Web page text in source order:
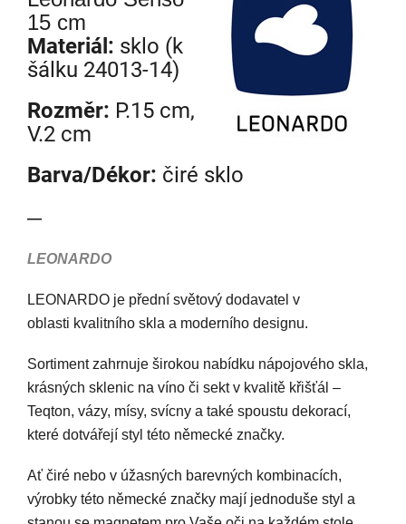
15 cm
Materiál: sklo (k
šálku 24013-14)
Rozměr: P.15 cm,
V.2 cm
Barva/Dékor: čiré sklo
—
LEONARDO
LEONARDO je přední světový dodavatel v
oblasti kvalitního skla a moderního designu.
Sortiment zahrnuje širokou nabídku nápojového skla,
krásných sklenic na víno či sekt v kvalitě křišťál –
Teqton, vázy, mísy, svícny a také spoustu dekorací,
které dotvářejí styl této německé značky.
Ať čiré nebo v úžasných barevných kombinacích,
výrobky této německé značky mají jednoduše styl a